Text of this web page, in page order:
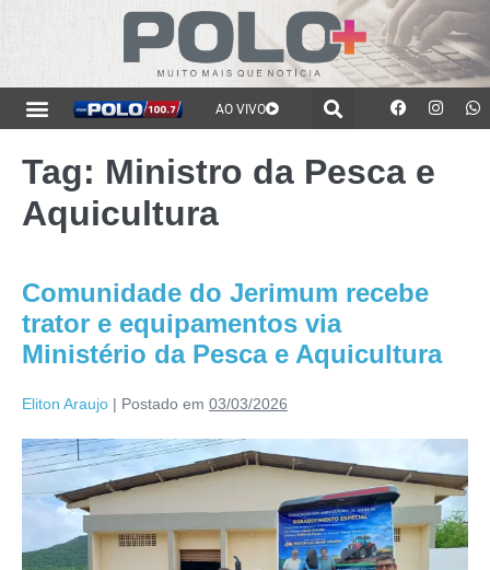
AO VIVO
Tag: Ministro da Pesca e
Aquicultura
Comunidade do Jerimum recebe
trator e equipamentos via
Ministério da Pesca e Aquicultura
Eliton Araujo | Postado em 03/03/2026